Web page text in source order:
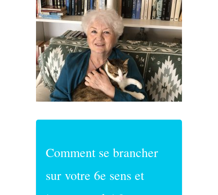
Comment se brancher
sur votre 6e sens et